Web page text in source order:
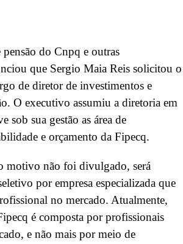
do Cnpq e outras
que Sergio Maia Reis solicitou o
de diretor de investimentos e
O executivo assumiu a diretoria em
sob sua gestão as área de
e orçamento da Fipecq.
motivo não foi divulgado, será
por empresa especializada que
no mercado. Atualmente,
é composta por profissionais
e não mais por meio de